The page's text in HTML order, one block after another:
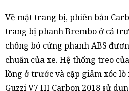
Về mặt trang bị, phiên bản
trang bị phanh Brembo ở cả
chống bó cứng phanh ABS
chuẩn của xe. Hệ thống treo
lồng ở trước và cặp giảm xóc
Guzzi V7 III Carbon 2018 sử